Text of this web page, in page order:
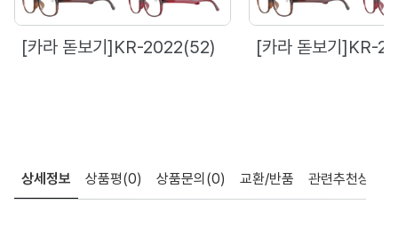
[카라 돋보기]KR-2022(52) [카라 돋보기]KR-
상세정보 상품평(0) 상품문의 (0) 교환/반품 관련추천상품